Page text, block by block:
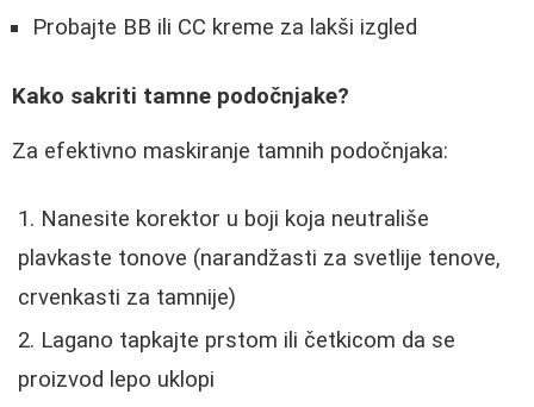
Probajte BB ili CC kreme za lakši izgled
Kako sakriti tamne podočnjake?
Za efektivno maskiranje tamnih podočnjaka:
Nanesite korektor u boji koja neutrališe
plavkaste tonove (narandžasti za svetlije tenove,
crvenkasti za tamnije)
Lagano tapkajte prstom ili četkicom da se
proizvod lepo uklopi